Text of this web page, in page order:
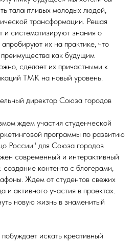
талантливых молодых людей,
трансформации. Решая
и систематизируют знания о
их на практике, что
как будущим
сделает их причастными к
ТМК на новый уровень.
директор Союза городов
ждем участия студенческой
программы по развитию
России" для Союза городов
современный и интерактивный
контента с блогерами,
Ждем от студентов свежих
и активного участия в проектах.
новую жизнь в знаменитый
искать креативный